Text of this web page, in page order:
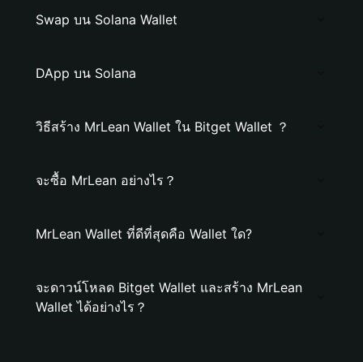
Swap บน Solana Wallet
DApp บน Solana
วิธีสร้าง MrLean Wallet ใน Bitget Wallet ？
จะซื้อ MrLean อย่างไร？
MrLean Wallet ที่ดีที่สุดคือ Wallet ใด?
จะดาวน์โหลด Bitget Wallet และสร้าง MrLean
Wallet ได้อย่างไร？